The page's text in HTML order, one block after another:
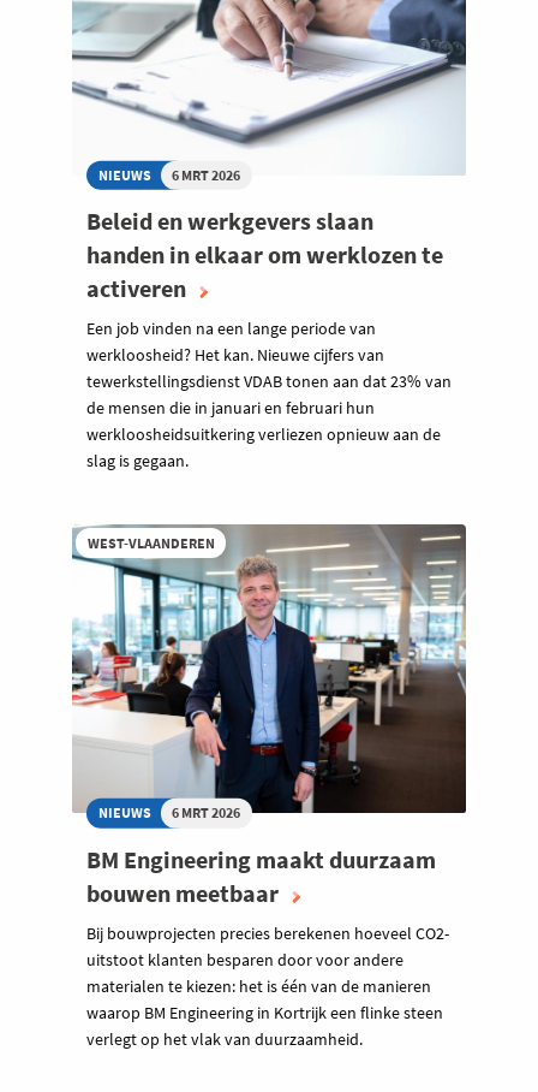
NIEUWS 6 MRT 2026
Beleid en werkgevers slaan
handen in elkaar om werklozen te
activeren
Een job vinden na een lange periode van
werkloosheid? Het kan. Nieuwe cijfers van
tewerkstellingsdienst VDAB tonen aan dat 23% van
de mensen die in januari en februari hun
werkloosheidsuitkering verliezen opnieuw aan de
slag is gegaan.
WEST-VLAANDEREN
NIEUWS 6 MRT 2026
BM Engineering maakt duurzaam
bouwen meetbaar
Bij bouwprojecten precies berekenen hoeveel CO2-
uitstoot klanten besparen door voor andere
materialen te kiezen: het is één van de manieren
waarop BM Engineering in Kortrijk een flinke steen
verlegt op het vlak van duurzaamheid.